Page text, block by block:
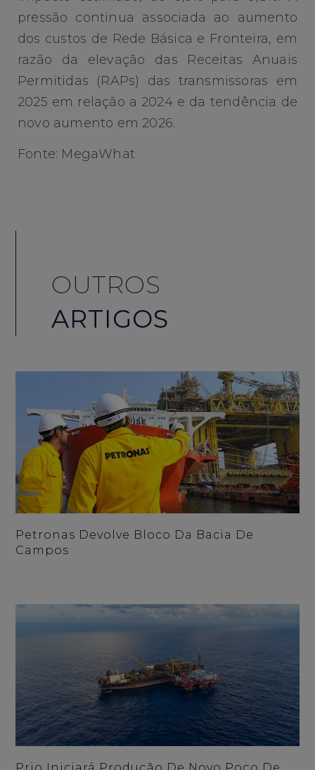
pressão continua associada ao aumento
dos custos de Rede Básica e Fronteira, em
razão da elevação das Receitas Anuais
Permitidas (RAPs) das transmissoras em
2025 em relação a 2024 e da tendência de
novo aumento em 2026.
Fonte: MegaWhat
OUTROS
ARTIGOS
Petronas Devolve Bloco Da Bacia De
Campos
Prio Iniciará Produção De Novo Poço De